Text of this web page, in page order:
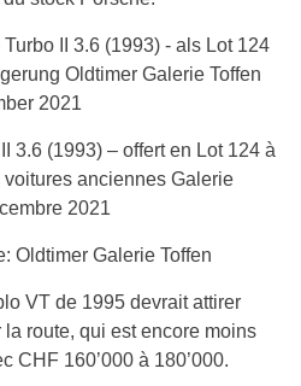
3.6 (1993) – offert en Lot 124 à
voitures anciennes Galerie
2021
Oldtimer Galerie Toffen
VT de 1995 devrait attirer
la route, qui est encore moins
CHF 160’000 à 180’000.